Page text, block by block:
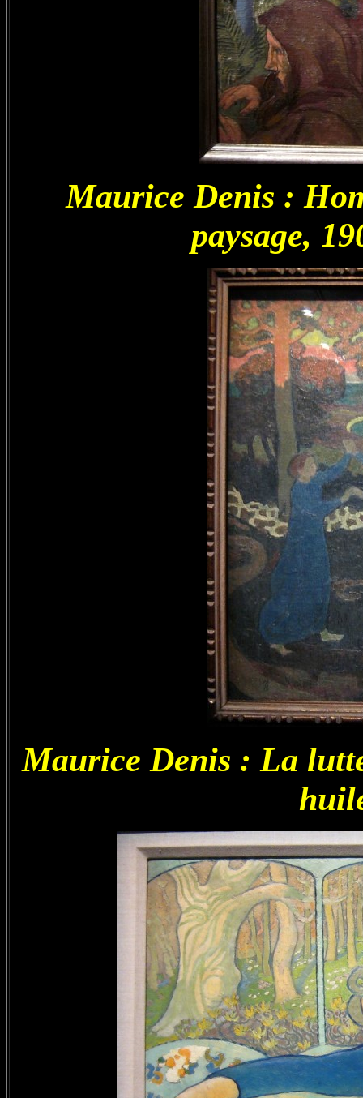
Maurice Denis :
paysage,
Maurice Denis : La